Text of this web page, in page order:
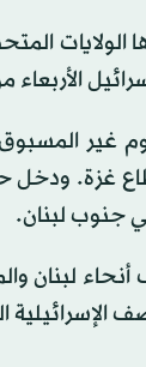
جنوب لبنان.